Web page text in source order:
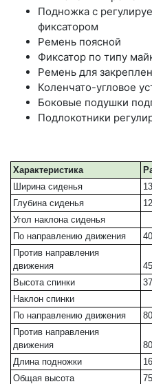
Подножка с
фиксатором
Ремень поясной
Фиксатор по типу
Ремень для
Коленчато-угловое
Боковые подушки
Подлокотники
Характеристика
Ширина сиденья
Глубина сиденья
Угол наклона сиденья
По направлению движения
Против направления
движения
Высота спинки
Наклон спинки
По направлению движения
Против направления
движения
Длина подножки
Общая высота